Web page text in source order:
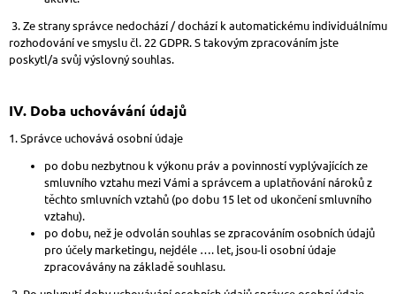
3. Ze strany správce nedochází / dochází k automatickému individuálnímu
rozhodování ve smyslu čl. 22 GDPR. S takovým zpracováním jste
poskytl/a svůj výslovný souhlas.
IV. Doba uchovávání údajů
1. Správce uchovává osobní údaje
po dobu nezbytnou k výkonu práv a povinností vyplývajících ze
smluvního vztahu mezi Vámi a správcem a uplatňování nároků z
těchto smluvních vztahů (po dobu 15 let od ukončení smluvního
vztahu).
po dobu, než je odvolán souhlas se zpracováním osobních údajů
pro účely marketingu, nejdéle …. let, jsou-li osobní údaje
zpracovávány na základě souhlasu.